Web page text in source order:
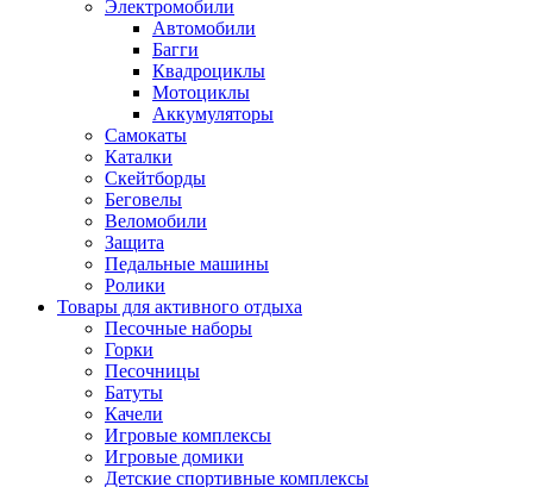
Электромобили
Автомобили
Багги
Квадроциклы
Мотоциклы
Аккумуляторы
Самокаты
Каталки
Скейтборды
Беговелы
Веломобили
Защита
Педальные машины
Ролики
Товары для активного отдыха
Песочные наборы
Горки
Песочницы
Батуты
Качели
Игровые комплексы
Игровые домики
Детские спортивные комплексы